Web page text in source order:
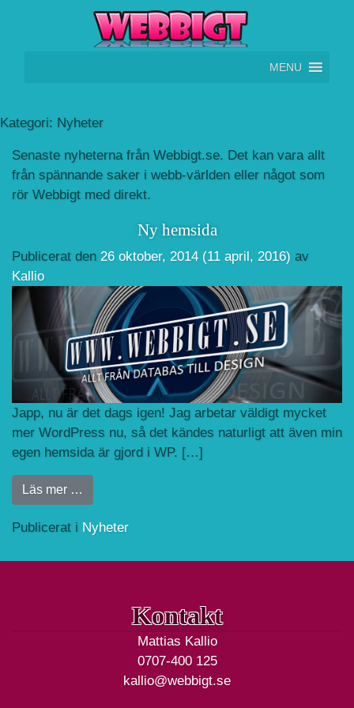
Hoppa till innehåll
MENU
Kategori: Nyheter
Senaste nyheterna från Webbigt.se. Det kan vara allt
från spännande saker i webb-världen eller något som
rör Webbigt med direkt.
Ny hemsida
Publicerat den 26 oktober, 2014 (11 april, 2016) av
Kallio
Japp, nu är det dags igen! Jag arbetar väldigt mycket
mer WordPress nu, så det kändes naturligt att även min
egen hemsida är gjord i WP. […]
Läs mer …
Publicerat i Nyheter
Kontakt
Mattias Kallio
0707-400 125
kallio@webbigt.se